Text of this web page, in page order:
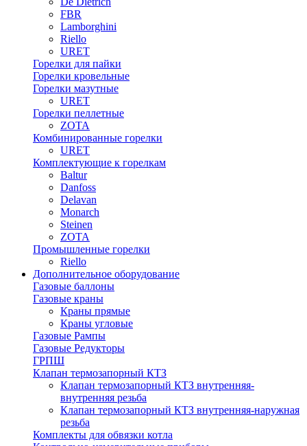
FBR
Lamborghini
Riello
URET
Горелки для пайки
Горелки кровельные
Горелки мазутные
URET
Горелки пеллетные
ZOTA
Комбинированные горелки
URET
Комплектующие к горелкам
Baltur
Danfoss
Delavan
Monarch
Steinen
ZOTA
Промышленные горелки
Riello
Дополнительное оборудование
Газовые баллоны
Газовые краны
Краны прямые
Краны угловые
Газовые Рампы
Газовые Редукторы
ГРПШ
Клапан термозапорный КТЗ
Клапан термозапорный КТЗ внутренняя-
внутренняя резьба
Клапан термозапорный КТЗ внутренняя-наружная
резьба
Комплекты для обвязки котла